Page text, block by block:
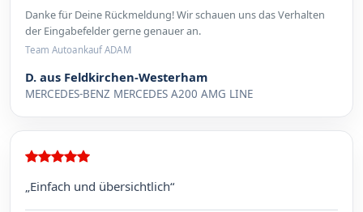
Danke für Deine Rückmeldung! Wir schauen uns das Verhalten
der Eingabefelder gerne genauer an.
Team Autoankauf ADAM
D. aus Feldkirchen-Westerham
MERCEDES-BENZ MERCEDES A200 AMG LINE
„Einfach und übersichtlich“